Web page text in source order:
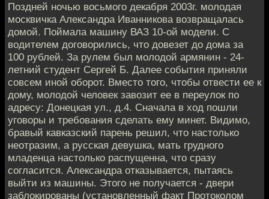
Поздней ночью восьмого декабря 2003г. молодая
москвичка Александра Иванникова возвращалась
домой. Поймала машину ВАЗ 10-ой модели. С
водителем договорились, что довезет до дома за
100 рублей. За рулем был молодой армянин - 24-
летний студент Сергей Б. Далее события приняли
совсем иной оборот. Вместо того, чтобы отвести ее к
дому, молодой человек завозит ее в переулок по
адресу: Донецкая ул., д.4. Сначала в ход пошли
уговоры и требования сделать ему минет. Видимо,
бравый кавказский парень решил, что настолько
неотразим, а русская девушка, мать грудного
младенца настолько распущенна, что сразу
согласится. Александра отказывается, пытаясь
выйти из машины. Этого не получается - двери
заблокированы (установленный факт Протоколом